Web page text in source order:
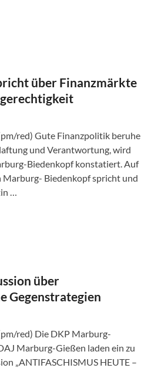
über Finanzmärkte
red) Gute Finanzpolitik beruhe
und Verantwortung, wird
Biedenkopf konstatiert. Auf
Marburg- Biedenkopf spricht und
…
über
Gegenstrategien
red) Die DKP Marburg-
Marburg-Gießen laden ein zu
„ANTIFASCHISMUS HEUTE –